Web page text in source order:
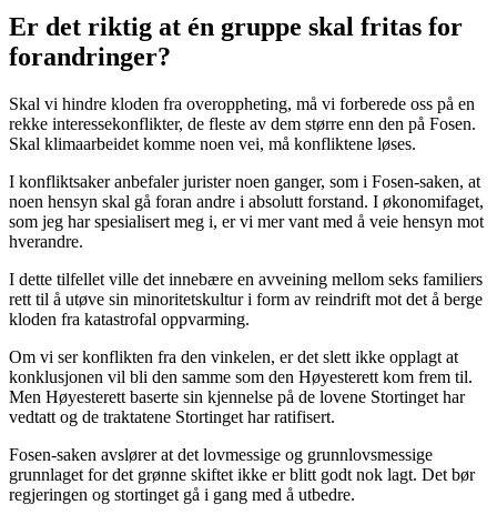
Er det riktig at én gruppe skal fritas for
forandringer?
Skal vi hindre kloden fra overoppheting, må vi forberede oss på en
rekke interessekonflikter, de fleste av dem større enn den på Fosen.
Skal klimaarbeidet komme noen vei, må konfliktene løses.
I konfliktsaker anbefaler jurister noen ganger, som i Fosen-saken, at
noen hensyn skal gå foran andre i absolutt forstand. I økonomifaget,
som jeg har spesialisert meg i, er vi mer vant med å veie hensyn mot
hverandre.
I dette tilfellet ville det innebære en avveining mellom seks familiers
rett til å utøve sin minoritetskultur i form av reindrift mot det å berge
kloden fra katastrofal oppvarming.
Om vi ser konflikten fra den vinkelen, er det slett ikke opplagt at
konklusjonen vil bli den samme som den Høyesterett kom frem til.
Men Høyesterett baserte sin kjennelse på de lovene Stortinget har
vedtatt og de traktatene Stortinget har ratifisert.
Fosen-saken avslører at det lovmessige og grunnlovsmessige
grunnlaget for det grønne skiftet ikke er blitt godt nok lagt. Det bør
regjeringen og stortinget gå i gang med å utbedre.